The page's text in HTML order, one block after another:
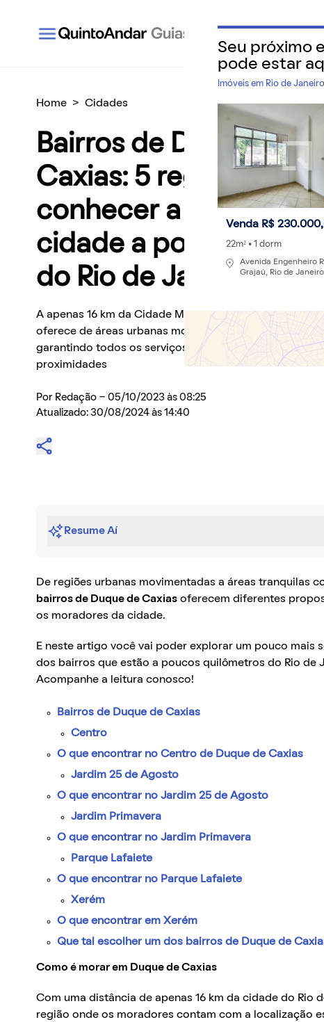
QuintoAndar Guias - Inspiração e tudo o que
Home > Cidades
Bairros de Duque de
Caxias: 5 regiões para
conhecer a dinâmica
cidade a poucos
do Rio de Janeiro
A apenas 16 km da Cidade Maravilhosa, infraestrutura
oferece de áreas urbanas movimentadas a outras mais
garantindo todos os serviços essenciais aos moradores
proximidades
Por Redação - 05/10/2023 às 08:25
Atualizado: 30/08/2024 às 14:40
Resume Aí
De regiões urbanas movimentadas a áreas tranquilas
bairros de Duque de Caxias oferecem diferentes
os moradores da cidade.
E neste artigo você vai poder explorar um pouco mais
dos bairros que estão a poucos quilômetros do Rio de
Acompanhe a leitura conosco!
Bairros de Duque de Caxias
Centro
O que encontrar no Centro de Duque de Caxias
Jardim 25 de Agosto
O que encontrar no Jardim 25 de Agosto
Jardim Primavera
O que encontrar no Jardim Primavera
Parque Lafaiete
O que encontrar no Parque Lafaiete
Xerém
O que encontrar em Xerém
Que tal escolher um dos bairros de Duque de
Como é morar em Duque de Caxias
Com uma distância de apenas 16 km da cidade do Rio
região onde os moradores contam com a localização
Seu próximo
pode estar
Imóveis em Rio de Janeiro
Venda R$
22m² • 1 dorm
Avenida Engenheiro
Grajaú, Rio de Janeiro